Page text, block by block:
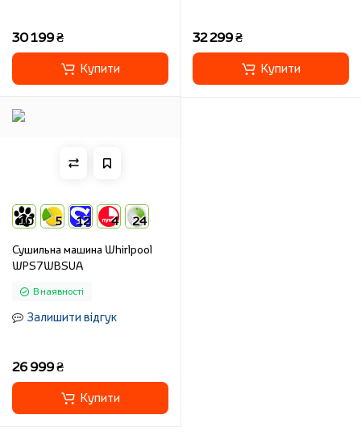
30 199 ₴
Купити
32 299 ₴
Купити
10 5 12 4 24
Сушильна машина Whirlpool
WPS7WBSUA
В наявності
Залишити відгук
26 999 ₴
Купити